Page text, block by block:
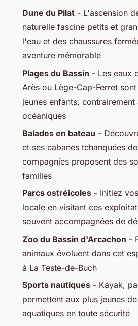
Dune du Pilat - L'ascension
naturelle fascine petits et
l'eau et des chaussures
aventure mémorable
Plages du Bassin - Les eaux
Arès ou Lège-Cap-Ferret
jeunes enfants, contrairement
océaniques
Balades en bateau -
et ses cabanes tchanquées
compagnies proposent des
familles
Parcs ostréicoles - Initiez
locale en visitant ces
souvent accompagnées de
Zoo du Bassin d'Arcachon -
animaux évoluent dans cet
à La Teste-de-Buch
Sports nautiques - Kayak,
permettent aux plus jeunes
aquatiques en toute sécurité